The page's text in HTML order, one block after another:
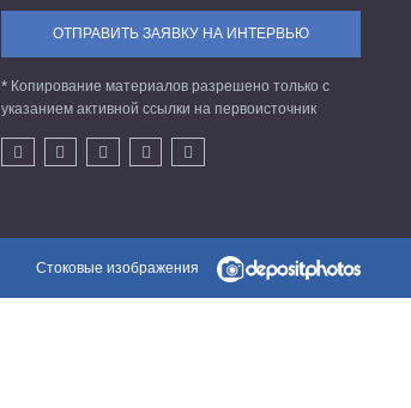
ОТПРАВИТЬ ЗАЯВКУ НА ИНТЕРВЬЮ
* Копирование материалов разрешено только с
указанием активной ссылки на первоисточник
Стоковые изображения